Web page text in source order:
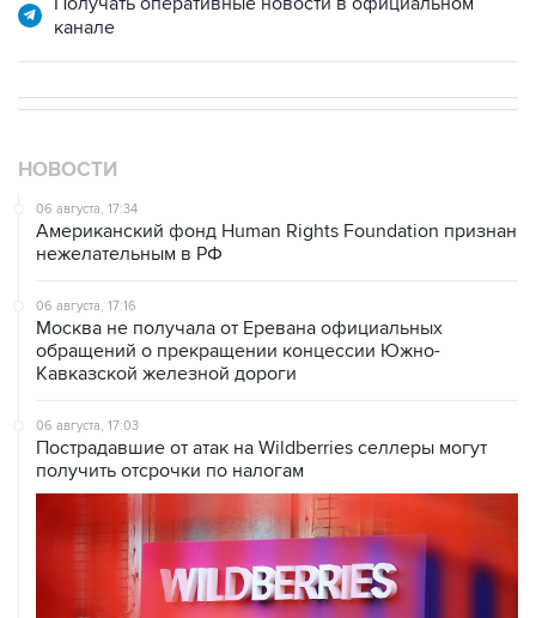
канале
НОВОСТИ
06 августа, 17:34
Американский фонд Human Rights Foundation признан
нежелательным в РФ
06 августа, 17:16
Москва не получала от Еревана официальных
обращений о прекращении концессии Южно-
Кавказской железной дороги
06 августа, 17:03
Пострадавшие от атак на Wildberries селлеры могут
получить отсрочки по налогам